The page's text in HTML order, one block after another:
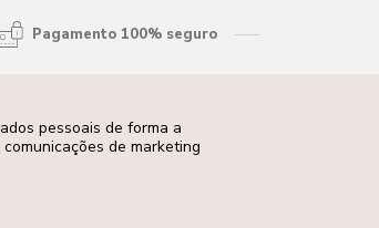
Pagamento 100% seguro
pessoais de forma a
de marketing